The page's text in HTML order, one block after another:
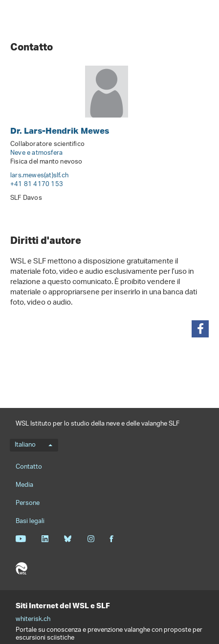
Contatto
Dr. Lars-Hendrik Mewes
Collaboratore scientifico
Neve e atmosfera
Fisica del manto nevoso
lars.mewes(at)slf.ch
+41 81 4170 153
SLF Davos
Diritti d'autore
WSL e SLF mettono a disposizione gratuitamente il
materiale foto, video e audio esclusivamente per l’uso in
relazione a questo comunicato. È proibito vendere il
materiale o appropriarsene per inserirlo in una banca dati
foto, video o audio.
WSL Istituto per lo studio della neve e delle valanghe SLF
Menu della lingua
Italiano
Footernavigation
Contatto
Media
Persone
Basi legali
Siti Internet del WSL e SLF
whiterisk.ch
Portale su conoscenza e prevenzione valanghe con proposte per
escursioni sciistiche